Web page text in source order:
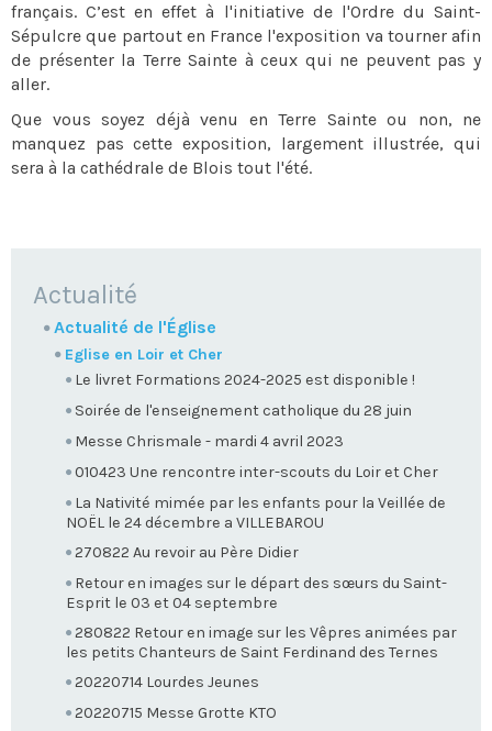
français. C’est en effet à l'initiative de l'Ordre du Saint-
Sépulcre que partout en France l'exposition va tourner afin
de présenter la Terre Sainte à ceux qui ne peuvent pas y
aller.
Que vous soyez déjà venu en Terre Sainte ou non, ne
manquez pas cette exposition, largement illustrée, qui
sera à la cathédrale de Blois tout l'été.
NAVIGATION
Actualité
Actualité de l'Église
Eglise en Loir et Cher
Le livret Formations 2024-2025 est disponible !
Soirée de l'enseignement catholique du 28 juin
Messe Chrismale - mardi 4 avril 2023
010423 Une rencontre inter-scouts du Loir et Cher
La Nativité mimée par les enfants pour la Veillée de
NOËL le 24 décembre a VILLEBAROU
270822 Au revoir au Père Didier
Retour en images sur le départ des sœurs du Saint-
Esprit le 03 et 04 septembre
280822 Retour en image sur les Vêpres animées par
les petits Chanteurs de Saint Ferdinand des Ternes
20220714 Lourdes Jeunes
20220715 Messe Grotte KTO